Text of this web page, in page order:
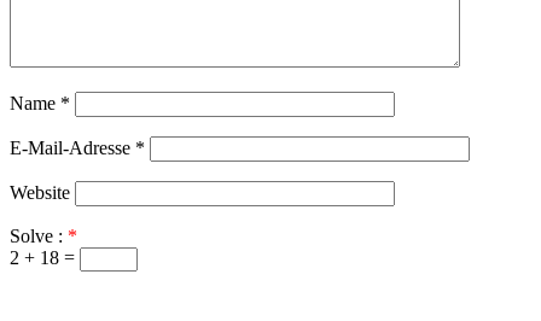
Name *
E-Mail-Adresse *
Website
Solve : *
2 + 18 =